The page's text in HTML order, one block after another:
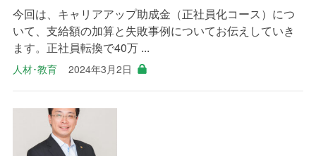
今回は、キャリアアップ助成金（正社員化コース）につ
いて、支給額の加算と失敗事例についてお伝えしていき
ます。正社員転換で40万 ...
人材･教育 2024年3月2日